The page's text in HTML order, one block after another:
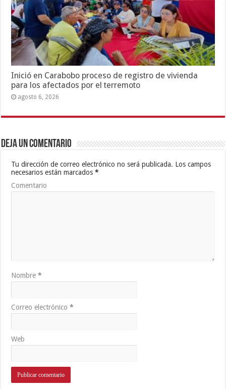
Inició en Carabobo proceso de registro de vivienda
para los afectados por el terremoto
agosto 6, 2026
Deja un comentario
Tu dirección de correo electrónico no será publicada. Los campos
necesarios están marcados*
Comentario
Nombre*
Correo electrónico*
Web